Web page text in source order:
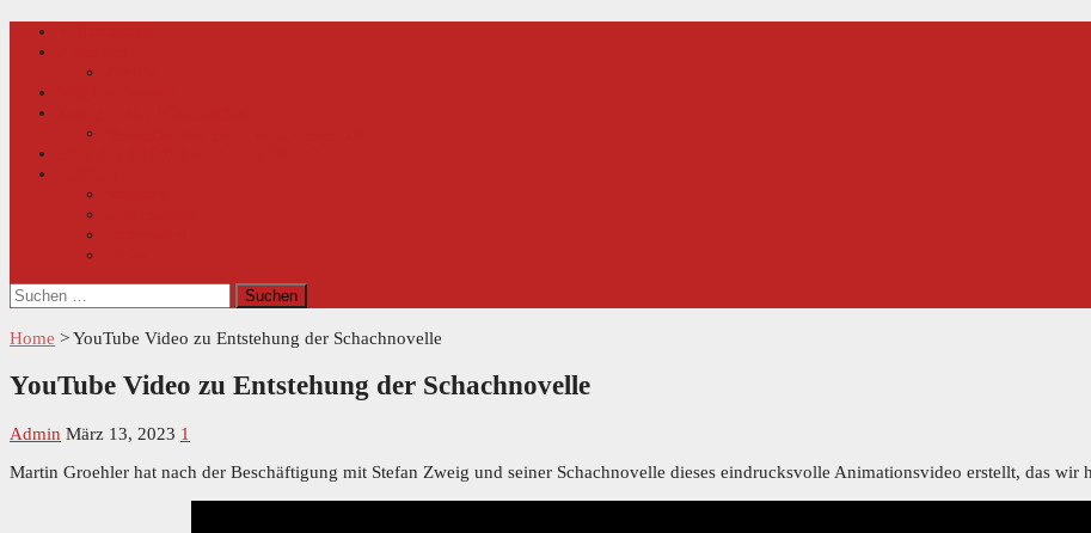
Skip
Primary
Menu
Suchen
nach:
Home >YouTube Video zu Entstehung der Schachnovelle
YouTube Video zu Entstehung der Schachnovelle
Admin März 13, 2023 1
Martin Groehler hat nach der Beschäftigung mit Stefan Zweig und seiner Schachnovelle dieses eindrucksvolle Animationsvideo erstellt, das wir